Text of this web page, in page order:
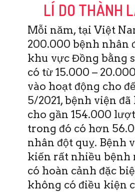
LÍ DO THÀNH
Mỗi năm, tại Việt
200.000 bệnh nhân
khu vực Đồng bằng
có từ 15.000 –
vào hoạt động cho
5/2021, bệnh viện
cho gần 154.000
trong đó có hơn
nhân đột quỵ. Bệnh
kiến rất nhiều bệnh
có hoàn cảnh đặc
không có điều kiện